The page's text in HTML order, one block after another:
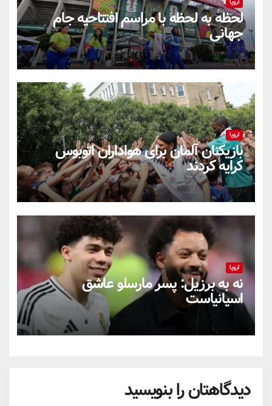
اروپا
لحظه به لحظه با مراسم افتتاحیه جام
جهانی
اروپا
بازیکنان آلمان برای هواداران اتوبوس
کرایه کردند
اروپا
نه به برزیل: پسر مارسلو عاشق
اسپانیاست
دیدگاهتان را بنویسید